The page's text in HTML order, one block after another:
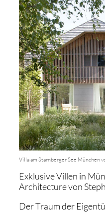
Villa am Starnberger See München
Exklusive Villen in
Architecture von
Der Traum der